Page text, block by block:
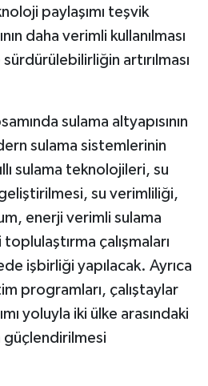
paylaşımı teşvik
daha verimli kullanılması
artırılması
sulama altyapısının
sulama sistemlerinin
sulama teknolojileri, su
su verimliliği,
enerji verimli sulama
çalışmaları
işbirliği yapılacak. Ayrıca
programları, çalıştaylar
yoluyla iki ülke arasındaki
güçlendirilmesi